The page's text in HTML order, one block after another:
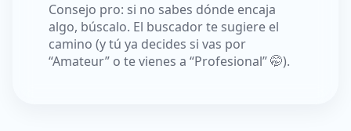
Consejo pro: si no sabes dónde encaja
algo, búscalo. El buscador te sugiere el
camino (y tú ya decides si vas por
“Amateur” o te vienes a “Profesional” 🤭).